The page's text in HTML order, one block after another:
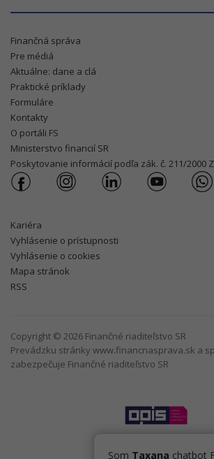
Finančná správa
Pre médiá
Aktuálne: dane a clá
Praktické príklady
Formuláre
Kontakty
O portáli FS
Ministerstvo financií SR
Poskytovanie informácií podľa zák. č. 211/2000
Kariéra
Vyhlásenie o prístupnosti
Vyhlásenie o cookies
Mapa stránok
RSS
Copyright © 2026 Finančné riaditeľstvo SR
Prevádzku stránky www.financnasprava.sk a
zabezpečuje Finančné riaditeľstvo SR
Som Taxana chatbot